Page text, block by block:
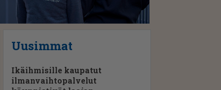
Uusimmat
Ikäihmisille kaupatut
ilmanvaihtopalvelut